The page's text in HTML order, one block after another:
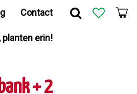
Contact
planten erin!
+ 2